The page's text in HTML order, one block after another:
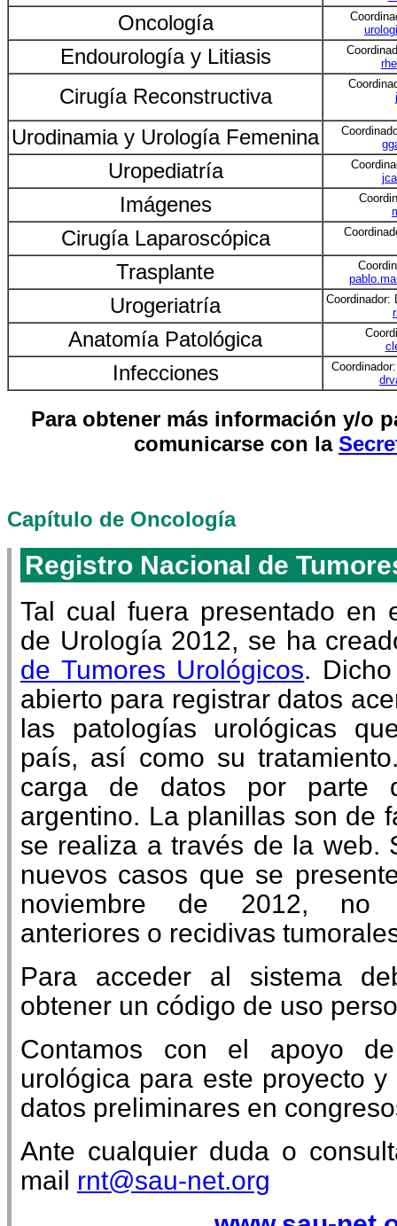
Oncología
Endourología y Litiasis
Cirugía Reconstructiva
Urodinamia y Urología Femenina
Uropediatría
Imágenes
Cirugía Laparoscópica
Trasplante
Urogeriatría
Coordinador:
Anatomía Patológica
Infecciones
Para obtener más información y/o
comunicarse con la
Capítulo de Oncología
Registro Nacional de
Tal cual fuera presentado en
de Urología 2012, se ha
de Tumores Urológicos.
abierto para registrar datos
las patologías urológicas
país, así como su
carga de datos por parte
argentino. La planillas son de
se realiza a través de la web.
nuevos casos que se
noviembre de 2012, no
anteriores o recidivas
Para acceder al sistema
obtener un código de uso
Contamos con el apoyo
urológica para este proyecto
datos preliminares en
Ante cualquier duda o
mail rnt@sau-net.org